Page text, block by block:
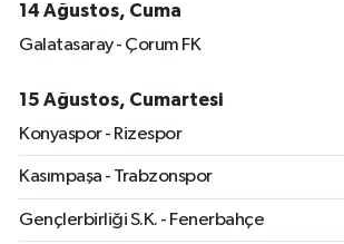
14 Ağustos, Cuma
Galatasaray - Çorum FK
15 Ağustos, Cumartesi
Konyaspor - Rizespor
Kasımpaşa - Trabzonspor
Gençlerbirliği S.K. - Fenerbahçe